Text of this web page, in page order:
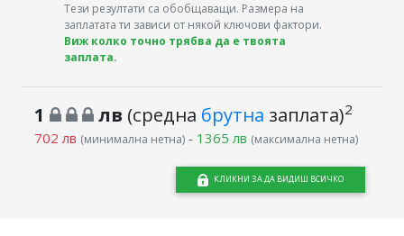
Тези резултати са обобщаващи. Размера на
заплатата ти зависи от някой ключови фактори.
Виж колко точно трябва да е твоята
заплата.
1 лв (средна брутна заплата)2
702 лв (минимална нетна)- 1365 лв (максимална нетна)
КЛИКНИ ЗА ДА ВИДИШ ВСИЧКО